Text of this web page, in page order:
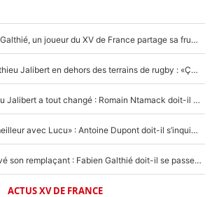
Mis de côté par Fabien Galthié, un joueur du XV de France partage sa frustration : «ils ne me l’ont pas dit tout de suite»
La raison d'être de Matthieu Jalibert en dehors des terrains de rugby : «Ça m'atteint autant que si tu touches à un membre de ma famille»
XV de France - Matthieu Jalibert a tout changé : Romain Ntamack doit-il s’inquiéter pour sa place à un an de la Coupe du monde ?
«Le XV de France est meilleur avec Lucu» : Antoine Dupont doit-il s’inquiéter pour sa place ?
Le XV de France a trouvé son remplaçant : Fabien Galthié doit-il se passer d'Antoine Dupont ?
ACTUS XV DE FRANCE